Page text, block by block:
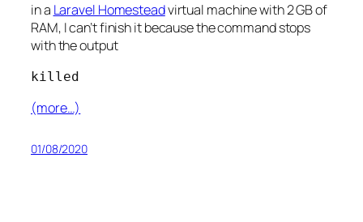
in a Laravel Homesteadvirtual machine with 2 GB of
RAM, I can’t finish it because the command stops
with the output
killed
(more…)
01/08/2020